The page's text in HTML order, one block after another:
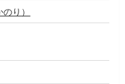
り）